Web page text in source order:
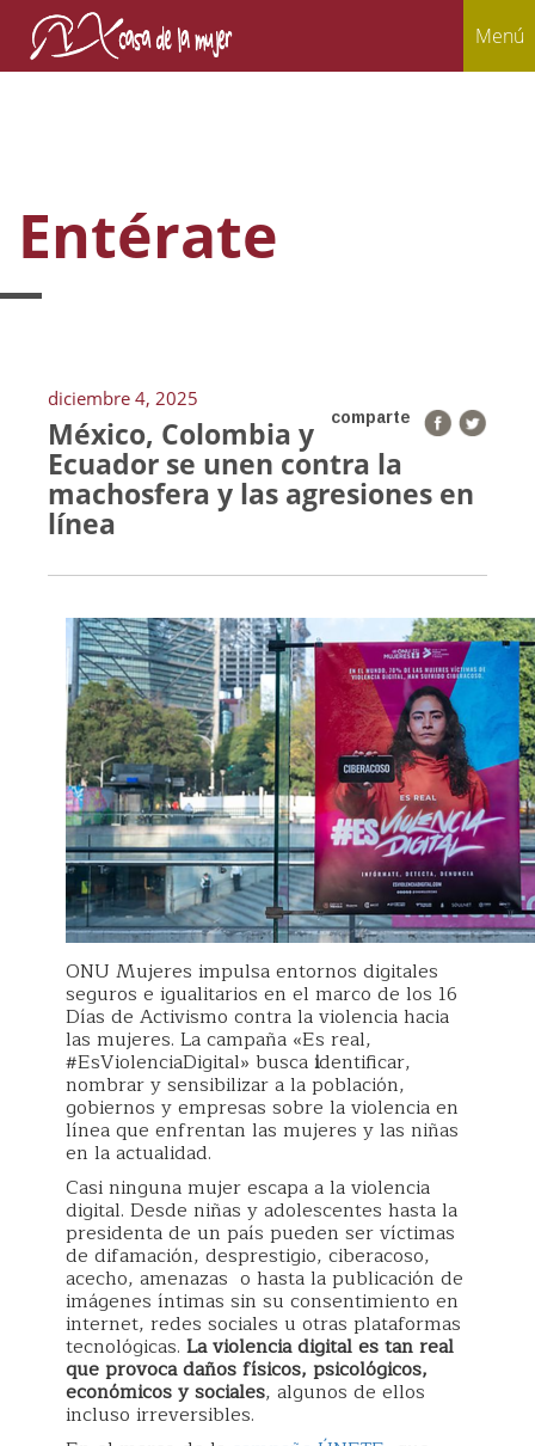
Menú
Entérate
diciembre 4, 2025
comparte
México, Colombia y
Ecuador se unen contra la
machosfera y las agresiones en
línea
ONU Mujeres impulsa entornos digitales
seguros e igualitarios en el marco de los 16
Días de Activismo contra la violencia hacia
las mujeres. La campaña «Es real,
#EsViolenciaDigital» buscaidentificar,
nombrar y sensibilizar a la población,
gobiernos y empresas sobre la violencia en
línea que enfrentan las mujeres y las niñas
en la actualidad.
Casi ninguna mujer escapa a la violencia
digital. Desde niñas y adolescentes hasta la
presidenta de un país pueden ser víctimas
de difamación, desprestigio, ciberacoso,
acecho, amenazas o hasta la publicación de
imágenes íntimas sin su consentimiento en
internet, redes sociales u otras plataformas
tecnológicas. La violencia digital es tan real
que provoca daños físicos, psicológicos,
económicos y sociales, algunos de ellos
incluso irreversibles.